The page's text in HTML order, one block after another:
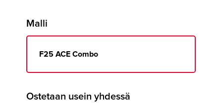
Malli
F25 ACE Combo
Ostetaan usein yhdessä